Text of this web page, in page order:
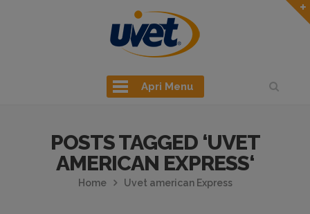
Apri Menu
POSTS TAGGED ‘UVET
AMERICAN EXPRESS‘
Home Uvet american Express